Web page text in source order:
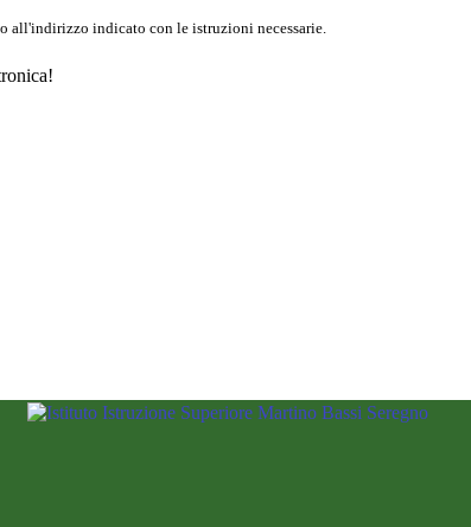
all'indirizzo indicato con le istruzioni necessarie.